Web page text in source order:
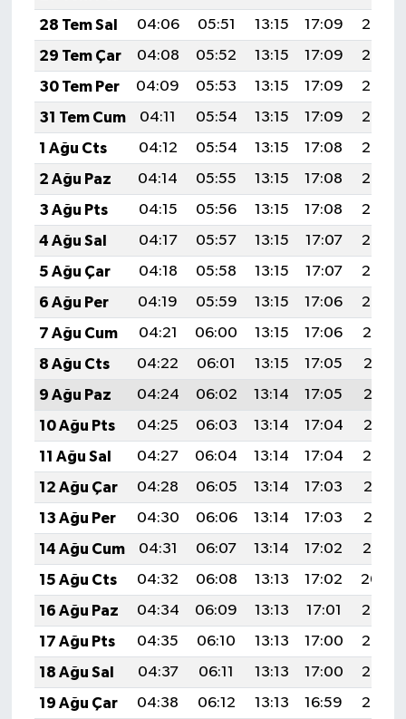
28 Tem Sal
04:06 05:51 13:15 17:09
20:30
29 Tem Çar
04:08 05:52 13:15 17:09
20:29
30 Tem Per
04:09 05:53 13:15 17:09
20:28
31 Tem Cum
04:11 05:54 13:15 17:09
20:27
1 Ağu Cts
04:12 05:54 13:15 17:08
20:26
2 Ağu Paz
04:14 05:55 13:15 17:08
20:25
3 Ağu Pts
04:15 05:56 13:15 17:08
20:24
4 Ağu Sal
04:17 05:57 13:15 17:07
20:23
5 Ağu Çar
04:18 05:58 13:15 17:07
20:22
6 Ağu Per
04:19 05:59 13:15 17:06
20:20
7 Ağu Cum
04:21 06:00 13:15 17:06
20:19
8 Ağu Cts
04:22 06:01 13:15 17:05
20:18
9 Ağu Paz
04:24 06:02 13:14 17:05
20:17
10 Ağu Pts
04:25 06:03 13:14 17:04
20:16
11 Ağu Sal
04:27 06:04 13:14 17:04
20:14
12 Ağu Çar
04:28 06:05 13:14 17:03
20:13
13 Ağu Per
04:30 06:06 13:14 17:03
20:12
14 Ağu Cum
04:31 06:07 13:14 17:02
20:10
15 Ağu Cts
04:32 06:08 13:13 17:02
20:09
16 Ağu Paz
04:34 06:09 13:13 17:01
20:08
17 Ağu Pts
04:35 06:10 13:13 17:00
20:06
18 Ağu Sal
04:37 06:11 13:13 17:00
20:05
19 Ağu Çar
04:38 06:12 13:13 16:59
20:03